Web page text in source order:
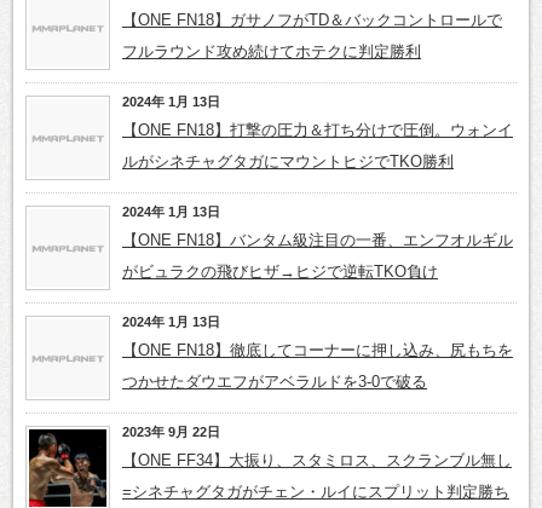
【ONE FN18】ガサノフがTD＆バックコントロールで
フルラウンド攻め続けてホテクに判定勝利
2024年 1月 13日
【ONE FN18】打撃の圧力＆打ち分けで圧倒。ウォンイ
ルがシネチャグタガにマウントヒジでTKO勝利
2024年 1月 13日
【ONE FN18】バンタム級注目の一番、エンフオルギル
がビュラクの飛びヒザ→ヒジで逆転TKO負け
2024年 1月 13日
【ONE FN18】徹底してコーナーに押し込み、尻もちを
つかせたダウエフがアベラルドを3-0で破る
2023年 9月 22日
【ONE FF34】大振り、スタミロス、スクランブル無し
=シネチャグタガがチェン・ルイにスプリット判定勝ち